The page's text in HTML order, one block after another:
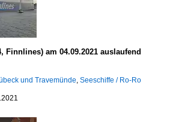
Finnlines) am 04.09.2021 auslaufend
und Travemünde, Seeschiffe / Ro-Ro